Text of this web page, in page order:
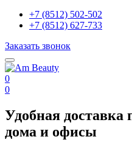
+7 (8512) 502-502
+7 (8512) 627-733
Заказать звонок
0
0
Удобная доставка
дома и офисы